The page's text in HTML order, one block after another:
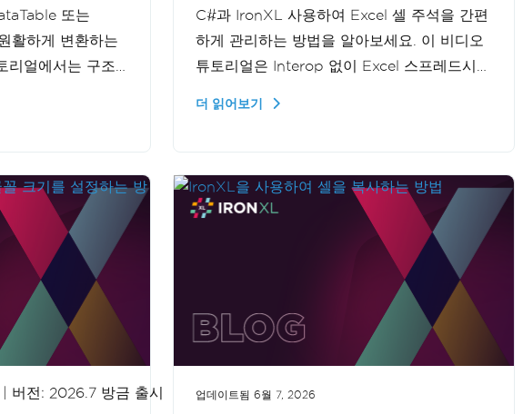
또는
활하게 변환하는
리얼에서는 구조
C#과 IronXL 사용하여 Excel 셀 주석을 간편
하게 관리하는 방법을 알아보세요. 이 비디오
튜토리얼은 Interop 없이 Excel 스프레드시트
더 읽어보기
업데이트됨 6월 7, 2026
버전: 2026.7 방금 출시